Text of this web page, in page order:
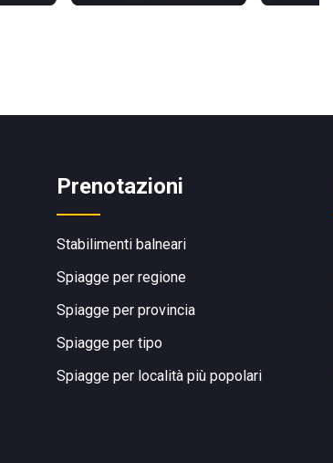
Prenotazioni
Stabilimenti balneari
Spiagge per regione
Spiagge per provincia
Spiagge per tipo
Spiagge per località più popolari